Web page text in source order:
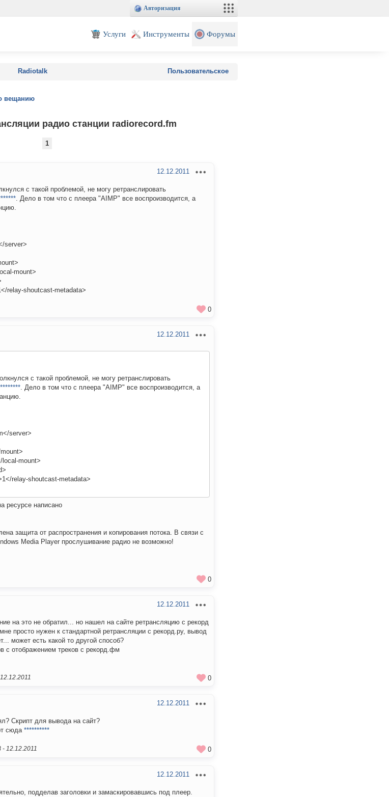
Авторизация
Услуги Инструменты Форумы
Radiotalk Пользовательское
вещанию
радио станции radiorecord.fm
1
12.12.2011
с такой проблемой, не могу ретранслировать
. Дело в том что с плеера "AIMP" все воспроизводится, а
server>
mount>
relay-shoutcast-metadata>
0
12.12.2011
с такой проблемой, не могу ретранслировать
. Дело в том что с плеера "AIMP" все воспроизводится, а
server>
local-mount>
relay-shoutcast-metadata>
ресурсе написано
защита от распространения и копирования потока. В связи с
Media Player прослушивание радио не возможно!
0
12.12.2011
на это не обратил... но нашел на сайте ретрансляцию с рекорд
просто нужен к стандартной ретрансляции с рекорд.ру, вывод
может есть какой то другой способ?
с отображением треков с рекорд.фм
12.12.2011 0
12.12.2011
Скрипт для вывода на сайт?
сюда **********
- 12.12.2011 0
12.12.2011
подделав заголовки и замаскировавшись под плеер.